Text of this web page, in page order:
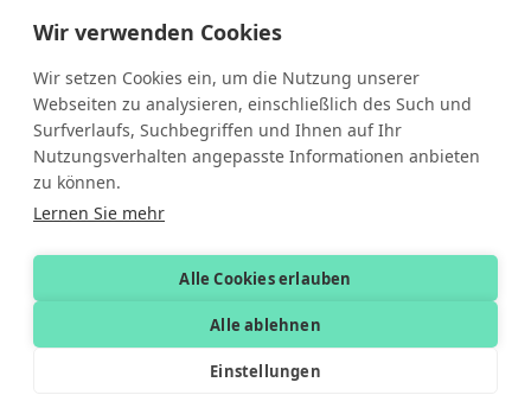
bei Dritten kombiniert werden. Dabei können Informationen auch
11. Anmerkungen oder Fragen
Wir treffen alle erdenklichen Vorkehrungen zum Schutz und zur
Sicherheit Ihrer Daten. Ihre Fragen und Kommentare zum
Datenschutz sind uns willkommen. Bei Fragen zu Erhebung,
Verarbeitung oder Nutzung Ihrer personenbezogenen Daten, bei
Widerruf erteilter Einwilligungen wenden Sie sich bitte an die oben
angegebenen Kontaktdaten.
Stand: Februar 2026
Wir verwenden Cookies
Wir setzen Cookies ein, um die Nutzung unserer
Webseiten zu analysieren, einschließlich des Such und
Surfverlaufs, Suchbegriffen und Ihnen auf Ihr
Nutzungsverhalten angepasste Informationen anbieten
zu können.
Lernen Sie mehr
Alle Cookies erlauben
Alle ablehnen
Einstellungen